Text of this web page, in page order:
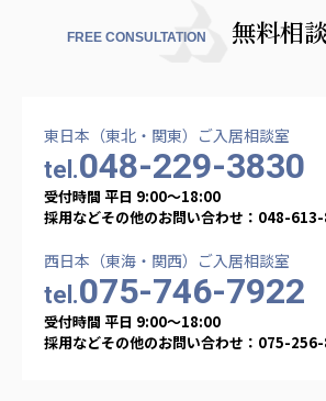
FREE CONSULTATION 無料相
東日本（東北・関東）ご入居相談室
tel.048-229-3830
受付時間 平日 9:00〜18:00
採用などその他のお問い合わせ：048-
西日本（東海・関西）ご入居相談室
tel.075-746-7922
受付時間 平日 9:00〜18:00
採用などその他のお問い合わせ：075-